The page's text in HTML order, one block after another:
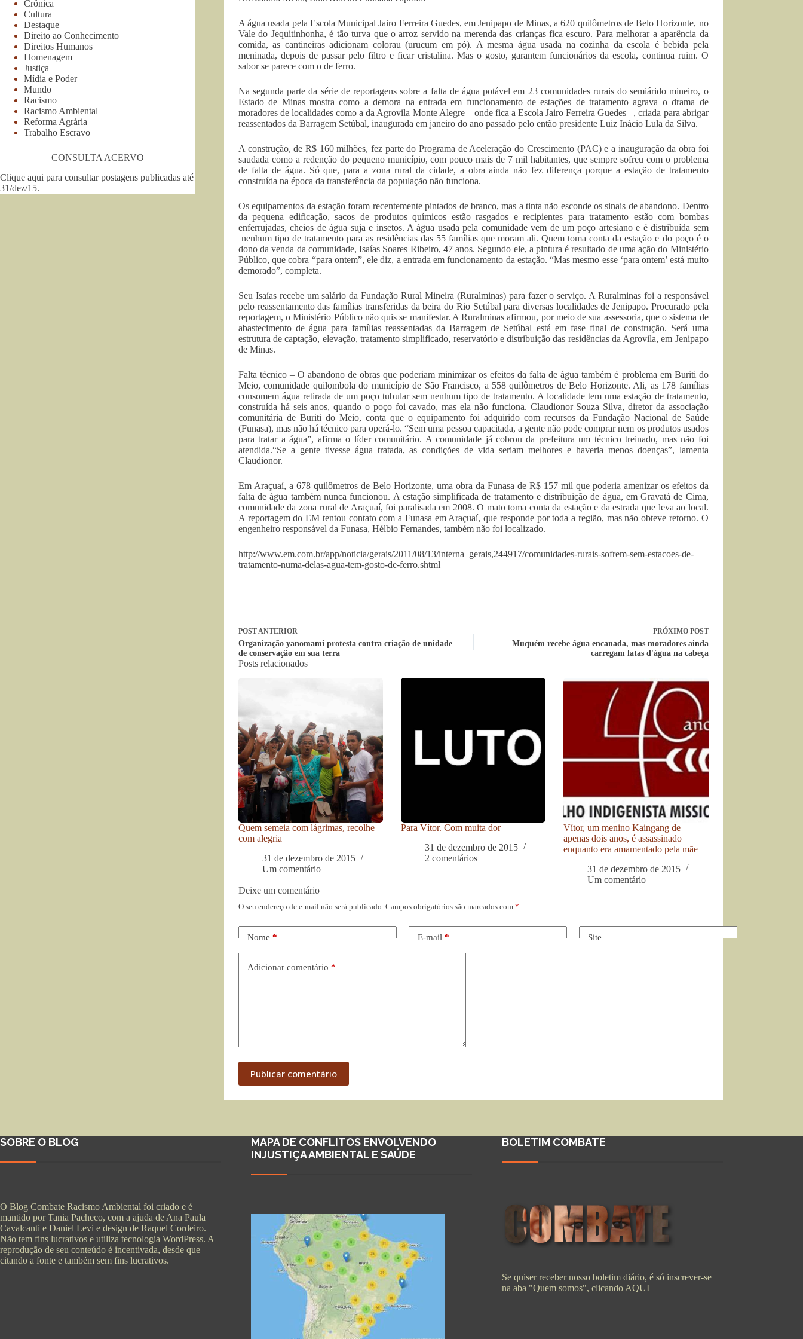
A água usada pela Escola Municipal Jairo Ferreira Guedes, em Jenipapo de Minas, a 620 quilômetros de Belo Horizonte, no
Vale do Jequitinhonha, é tão turva que o arroz servido na merenda das crianças fica escuro. Para melhorar a aparência da
comida, as cantineiras adicionam colorau (urucum em pó). A mesma água usada na cozinha da escola é bebida pela
meninada, depois de passar pelo filtro e ficar cristalina. Mas o gosto, garantem funcionários da escola, continua ruim. O
sabor se parece com o de ferro.
Na segunda parte da série de reportagens sobre a falta de água potável em 23 comunidades rurais do semiárido mineiro, o
Estado de Minas mostra como a demora na entrada em funcionamento de estações de tratamento agrava o drama de
moradores de localidades como a da Agrovila Monte Alegre – onde fica a Escola Jairo Ferreira Guedes –, criada para abrigar
reassentados da Barragem Setúbal, inaugurada em janeiro do ano passado pelo então presidente Luiz Inácio Lula da Silva.
A construção, de R$ 160 milhões, fez parte do Programa de Aceleração do Crescimento (PAC) e a inauguração da obra foi
saudada como a redenção do pequeno município, com pouco mais de 7 mil habitantes, que sempre sofreu com o problema
de falta de água. Só que, para a zona rural da cidade, a obra ainda não fez diferença porque a estação de tratamento
construída na época da transferência da população não funciona.
Os equipamentos da estação foram recentemente pintados de branco, mas a tinta não esconde os sinais de abandono. Dentro
da pequena edificação, sacos de produtos químicos estão rasgados e recipientes para tratamento estão com bombas
enferrujadas, cheios de água suja e insetos. A água usada pela comunidade vem de um poço artesiano e é distribuída sem
nenhum tipo de tratamento para as residências das 55 famílias que moram ali. Quem toma conta da estação e do poço é o
dono da venda da comunidade, Isaías Soares Ribeiro, 47 anos. Segundo ele, a pintura é resultado de uma ação do Ministério
Público, que cobra “para ontem”, ele diz, a entrada em funcionamento da estação. “Mas mesmo esse ‘para ontem’ está muito
demorado”, completa.
Seu Isaías recebe um salário da Fundação Rural Mineira (Ruralminas) para fazer o serviço. A Ruralminas foi a responsável
pelo reassentamento das famílias transferidas da beira do Rio Setúbal para diversas localidades de Jenipapo. Procurado pela
reportagem, o Ministério Público não quis se manifestar. A Ruralminas afirmou, por meio de sua assessoria, que o sistema de
abastecimento de água para famílias reassentadas da Barragem de Setúbal está em fase final de construção. Será uma
estrutura de captação, elevação, tratamento simplificado, reservatório e distribuição das residências da Agrovila, em Jenipapo
de Minas.
Falta técnico – O abandono de obras que poderiam minimizar os efeitos da falta de água também é problema em Buriti do
Meio, comunidade quilombola do município de São Francisco, a 558 quilômetros de Belo Horizonte. Ali, as 178 famílias
consomem água retirada de um poço tubular sem nenhum tipo de tratamento. A localidade tem uma estação de tratamento,
construída há seis anos, quando o poço foi cavado, mas ela não funciona. Claudionor Souza Silva, diretor da associação
comunitária de Buriti do Meio, conta que o equipamento foi adquirido com recursos da Fundação Nacional de Saúde
(Funasa), mas não há técnico para operá-lo. “Sem uma pessoa capacitada, a gente não pode comprar nem os produtos usados
para tratar a água”, afirma o líder comunitário. A comunidade já cobrou da prefeitura um técnico treinado, mas não foi
atendida.“Se a gente tivesse água tratada, as condições de vida seriam melhores e haveria menos doenças”, lamenta
Claudionor.
Em Araçuaí, a 678 quilômetros de Belo Horizonte, uma obra da Funasa de R$ 157 mil que poderia amenizar os efeitos da
falta de água também nunca funcionou. A estação simplificada de tratamento e distribuição de água, em Gravatá de Cima,
comunidade da zona rural de Araçuaí, foi paralisada em 2008. O mato toma conta da estação e da estrada que leva ao local.
A reportagem do EM tentou contato com a Funasa em Araçuaí, que responde por toda a região, mas não obteve retorno. O
engenheiro responsável da Funasa, Hélbio Fernandes, também não foi localizado.
http://www.em.com.br/app/noticia/gerais/2011/08/13/interna_gerais,244917/comunidades-rurais-sofrem-sem-estacoes-de-
tratamento-numa-delas-agua-tem-gosto-de-ferro.shtml
POSTANTERIOR
Organização yanomami protesta contra criação de unidade
de conservação em sua terra
PRÓXIMO POST
Muquém recebe água encanada, mas moradores ainda
carregam latas d'água na cabeça
Posts relacionados
Quem semeia com lágrimas, recolhe
com alegria
31 de dezembro de 2015
Um comentário
Para Vítor. Com muita dor
31 de dezembro de 2015
2 comentários
Vítor, um menino Kaingang de
apenas dois anos, é assassinado
enquanto era amamentado pela mãe
31 de dezembro de 2015
Um comentário
Deixe um comentário
O seu endereço de e-mail não será publicado. Campos obrigatórios são marcados com *
Nome* E-mail* Site
Adicionar comentário *
Publicar comentário
Crônica
Cultura
Destaque
Direito ao Conhecimento
Direitos Humanos
Homenagem
Justiça
Mídia e Poder
Mundo
Racismo
Racismo Ambiental
Reforma Agrária
Trabalho Escravo
CONSULTA ACERVO
Clique aqui para consultar postagens publicadas até
31/dez/15.
SOBRE O BLOG
O Blog Combate Racismo Ambiental foi criado e é
mantido por Tania Pacheco, com a ajuda de Ana Paula
Cavalcanti e Daniel Levi e design de Raquel Cordeiro.
Não tem fins lucrativos e utiliza tecnologia WordPress. A
reprodução de seu conteúdo é incentivada, desde que
citando a fonte e também sem fins lucrativos.
MAPA DE CONFLITOS ENVOLVENDO
INJUSTIÇA AMBIENTAL E SAÚDE
BOLETIM COMBATE
Se quiser receber nosso boletim diário, é só inscrever-se
na aba "Quem somos", clicando AQUI